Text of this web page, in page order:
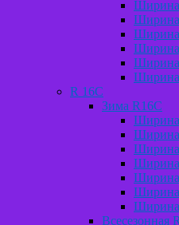
Ширина
Ширина
Ширина
Ширина
Ширина
Ширина
R 16C
Зима R16C
Ширина
Ширина
Ширина
Ширина
Ширина
Ширина
Ширина
Всесезонная